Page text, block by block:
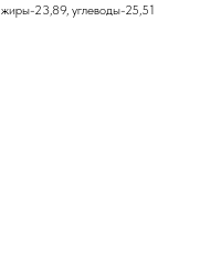
23,89, углеводы-25,51